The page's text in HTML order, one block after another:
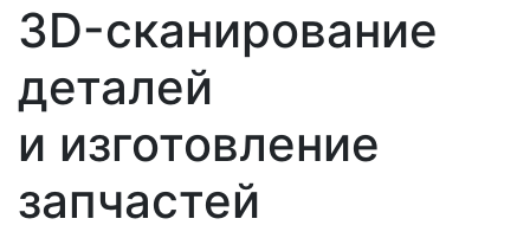
3D-сканирование
деталей
и изготовление
запчастей